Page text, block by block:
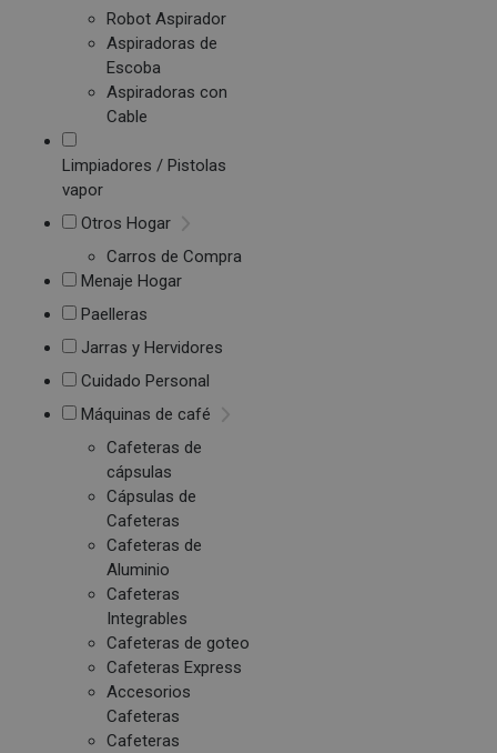
Robot Aspirador
Aspiradoras de
Escoba
Aspiradoras con
Cable
Limpiadores / Pistolas
vapor
Otros Hogar
Carros de Compra
Menaje Hogar
Paelleras
Jarras y Hervidores
Cuidado Personal
Máquinas de café
Cafeteras de
cápsulas
Cápsulas de
Cafeteras
Cafeteras de
Aluminio
Cafeteras
Integrables
Cafeteras de goteo
Cafeteras Express
Accesorios
Cafeteras
Cafeteras